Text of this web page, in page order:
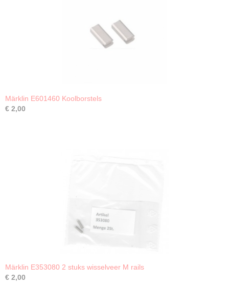
Märklin E601460 Koolborstels
€ 2,00
Märklin E353080 2 stuks wisselveer M rails
€ 2,00